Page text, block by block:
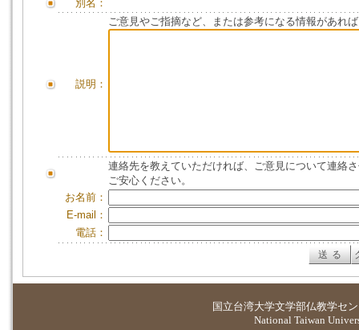
別名：
説明：
ご意見やご指摘など、または参考になる情報があれ
連絡先を教えていただければ、ご意見について連絡
ご安心ください。
お名前：
E-mail：
電話：
国立台湾大学文学部仏教学セ
National Taiwan